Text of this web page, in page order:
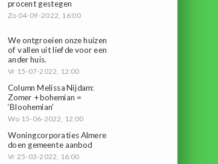
procent gestegen
Zo 04-09-2022, 16:00
We ontgroeien onze huizen
of vallen uit liefde voor een
ander huis.
Vr 15-07-2022, 12:00
Column Melissa Nijdam:
Zomer + bohemian =
‘Bloohemian’
Wo 15-06-2022, 12:00
Woningcorporaties Almere
doen gemeente aanbod
Vr 25-03-2022, 16:00